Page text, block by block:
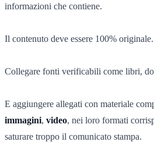
informazioni che contiene.
Il contenuto deve essere 100% originale.
Collegare fonti verificabili come libri,
E aggiungere allegati con materiale
immagini, video, nei loro formati
saturare troppo il comunicato stampa.